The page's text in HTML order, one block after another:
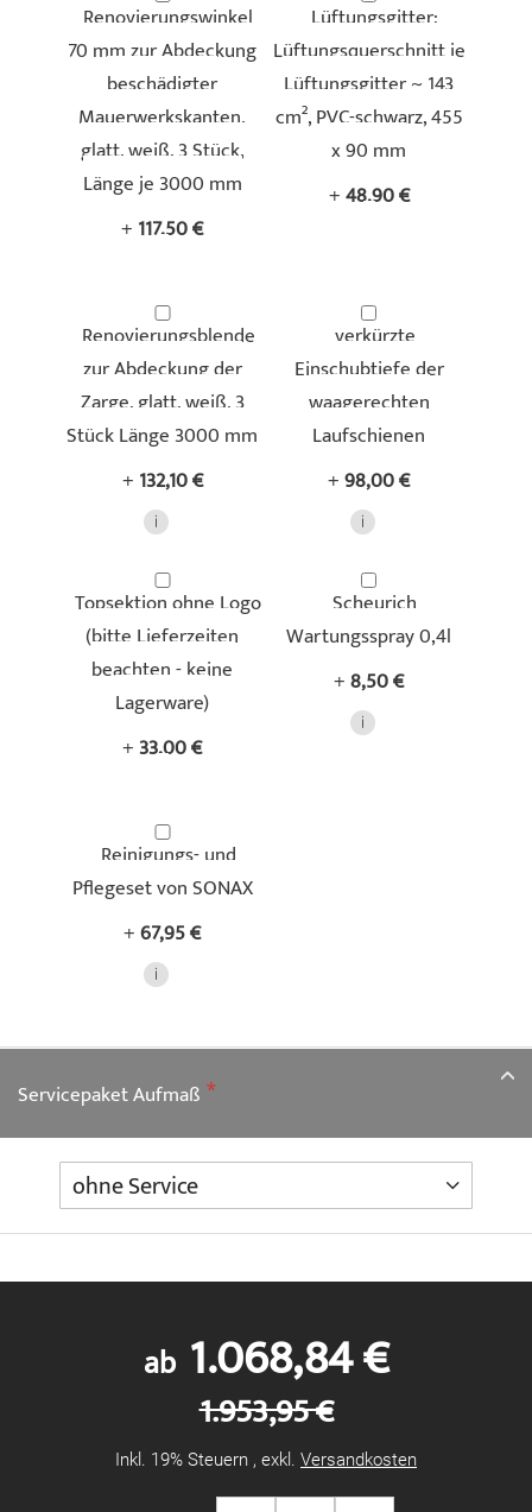
ab 1.068,84 €
1.953,95 €
Inkl. 19% Steuern , exkl. Versandkosten
Renovierungswinkel
70 mm zur Abdeckung
beschädigter
Mauerwerkskanten,
glatt, weiß, 3 Stück,
Länge je 3000 mm
+ 117,50 €
Lüftungsgitter:
Lüftungsquerschnitt je
Lüftungsgitter ~ 143
cm², PVC-schwarz, 455
x 90 mm
+48,90 €
Renovierungsblende
zur Abdeckung der
Zarge, glatt, weiß, 3
Stück Länge 3000 mm
+ 132,10 €
verkürzte
Einschubtiefe der
waagerechten
Laufschienen
+98,00 €
Topsektion ohne Logo
(bitte Lieferzeiten
beachten - keine
Lagerware)
+33,00 €
Scheurich
Wartungsspray 0,4l
+8,50 €
Reinigungs- und
Pflegeset von SONAX
+67,95 €
Servicepaket Aufmaß